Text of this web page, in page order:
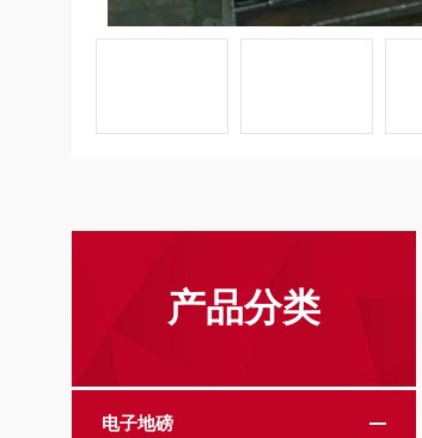
产品分类
电子地磅